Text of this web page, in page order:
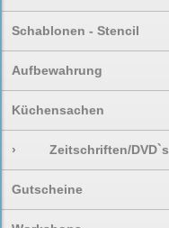
Schablonen - Stencil
Aufbewahrung
Küchensachen
› Zeitschriften/DVD`s
Gutscheine